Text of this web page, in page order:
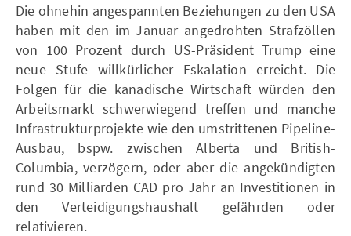
Die ohnehin angespannten Beziehungen zu den USA
haben mit den im Januar angedrohten Strafzöllen
von 100 Prozent durch US-Präsident Trump eine
neue Stufe willkürlicher Eskalation erreicht. Die
Folgen für die kanadische Wirtschaft würden den
Arbeitsmarkt schwerwiegend treffen und manche
Infrastrukturprojekte wie den umstrittenen Pipeline-
Ausbau, bspw. zwischen Alberta und British-
Columbia, verzögern, oder aber die angekündigten
rund 30 Milliarden CAD pro Jahr an Investitionen in
den Verteidigungshaushalt gefährden oder
relativieren.